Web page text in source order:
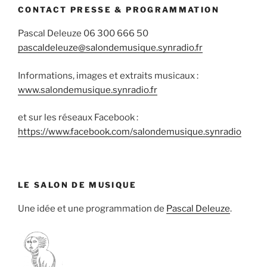
CONTACT PRESSE & PROGRAMMATION
Pascal Deleuze 06 300 666 50
pascaldeleuze@salondemusique.synradio.fr
Informations, images et extraits musicaux :
www.salondemusique.synradio.fr
et sur les réseaux Facebook :
https://www.facebook.com/salondemusique.synradio
LE SALON DE MUSIQUE
Une idée et une programmation de Pascal Deleuze.